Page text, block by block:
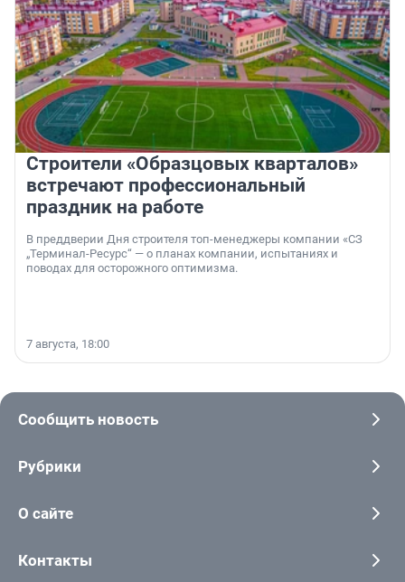
Строители «Образцовых кварталов»
встречают профессиональный
праздник на работе
В преддверии Дня строителя топ-менеджеры компании «СЗ
„Терминал-Ресурс“ — о планах компании, испытаниях и
поводах для осторожного оптимизма.
7 августа, 18:00
Сообщить новость
Рубрики
О сайте
Контакты